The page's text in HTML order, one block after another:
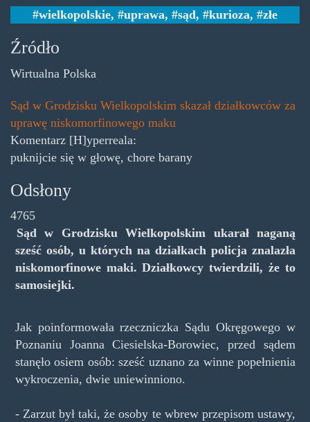
wielkopolskie, uprawa, sąd, kurioza, złe
Źródło
Wirtualna Polska
Sąd w Grodzisku Wielkopolskim skazał działkowców za
uprawę niskomorfinowego maku
Komentarz [H]yperreala:
puknijcie się w głowę, chore barany
Odsłony
4765
Sąd w Grodzisku Wielkopolskim ukarał naganą
sześć osób, u których na działkach policja znalazła
niskomorfinowe maki. Działkowcy twierdzili, że to
samosiejki.
Jak poinformowała rzeczniczka Sądu Okręgowego w
Poznaniu Joanna Ciesielska-Borowiec, przed sądem
stanęło osiem osób: sześć uznano za winne popełnienia
wykroczenia, dwie uniewinniono.
- Zarzut był taki, że osoby te wbrew przepisom ustawy,